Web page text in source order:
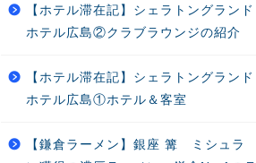
【ホテル滞在記】シェラトングランド
ホテル広島②クラブラウンジの紹介
【ホテル滞在記】シェラトングランド
ホテル広島①ホテル＆客室
【鎌倉ラーメン】銀座 篝 ミシュラ